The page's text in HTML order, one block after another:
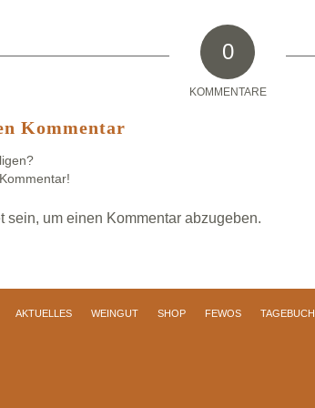
0
KOMMENTARE
Kommentar
sein, um einen Kommentar abzugeben.
AKTUELLES WEINGUT SHOP FEWOS TAGEBUCH